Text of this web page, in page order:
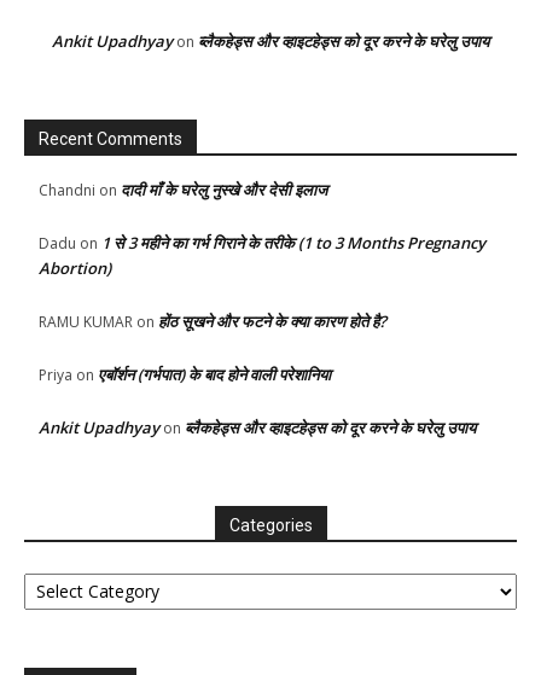
Ankit Upadhyayon ब्लैकहेड्स और व्हाइटहेड्स को दूर करने के घरेलु उपाय
Recent Comments
Chandni on दादी माँ के घरेलु नुस्खे और देसी इलाज
Dadu on 1 से 3 महीने का गर्भ गिराने के तरीके (1 to 3 Months Pregnancy
Abortion)
RAMU KUMAR on होंठ सूखने और फटने के क्या कारण होते है?
Priya on एबॉर्शन (गर्भपात) के बाद होने वाली परेशानिया
Ankit Upadhyayon ब्लैकहेड्स और व्हाइटहेड्स को दूर करने के घरेलु उपाय
Categories
Categories